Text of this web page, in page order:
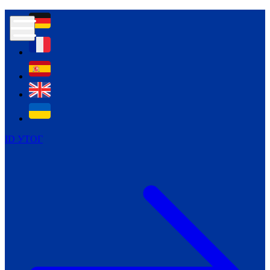
ID УТОГ
Контур психологічної безпеки глухих
Всеукраїнський пісенний
челендж «Україно, ти є!»
Молодіжний челендж «Жестова
мова для мене – це…»
Репортажі спеціальних та
інклюзивних начальних закладів